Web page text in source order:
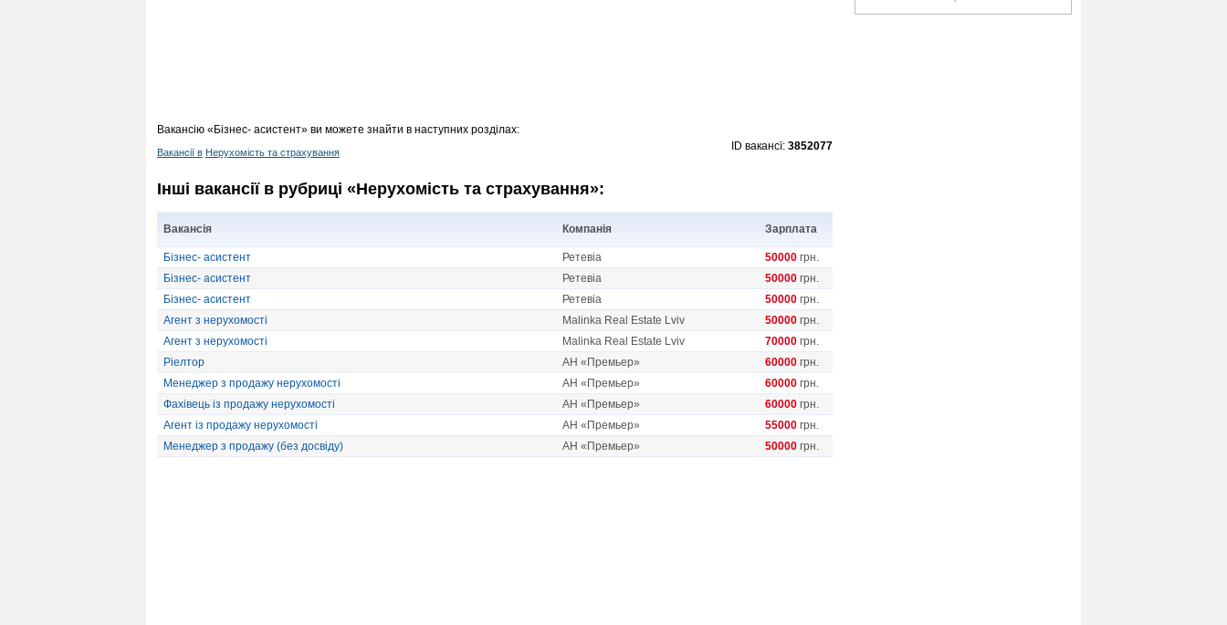
Вакансію «Бізнес- асистент» ви можете знайти в наступних розділах:
Вакансії в Нерухомість та страхування ID вакансї: 3852077
Інші вакансії в рубриці «Нерухомість та страхування»:
Вакансія Компанія Зарплата
Бізнес- асистент Ретевіа 50000 грн.
Бізнес- асистент
Ретевіа 50000 грн.
Бізнес- асистент
Ретевіа 50000 грн.
Агент з нерухомості
Malinka Real Estate Lviv 50000 грн.
Агент з нерухомості
Malinka Real Estate Lviv 70000 грн.
Ріелтор
АН «Премьер» 60000 грн.
Менеджер з продажу нерухомості
АН «Премьер» 60000 грн.
Фахівець із продажу нерухомості
АН «Премьер» 60000 грн.
Агент із продажу нерухомості
АН «Премьер» 55000 грн.
Менеджер з продажу (без досвіду)
АН «Премьер» 50000 грн.